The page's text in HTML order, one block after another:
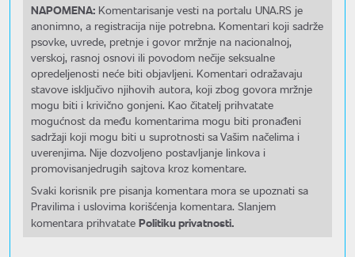
NAPOMENA: Komentarisanje vesti na portalu UNA.RS je
anonimno, a registracija nije potrebna. Komentari koji sadrže
psovke, uvrede, pretnje i govor mržnje na nacionalnoj,
verskoj, rasnoj osnovi ili povodom nečije seksualne
opredeljenosti neće biti objavljeni. Komentari odražavaju
stavove isključivo njihovih autora, koji zbog govora mržnje
mogu biti i krivično gonjeni. Kao čitatelj prihvatate
mogućnost da među komentarima mogu biti pronađeni
sadržaji koji mogu biti u suprotnosti sa Vašim načelima i
uverenjima. Nije dozvoljeno postavljanje linkova i
promovisanjedrugih sajtova kroz komentare.
Svaki korisnik pre pisanja komentara mora se upoznati sa
Pravilima i uslovima korišćenja komentara. Slanjem
komentara prihvatate Politiku privatnosti.